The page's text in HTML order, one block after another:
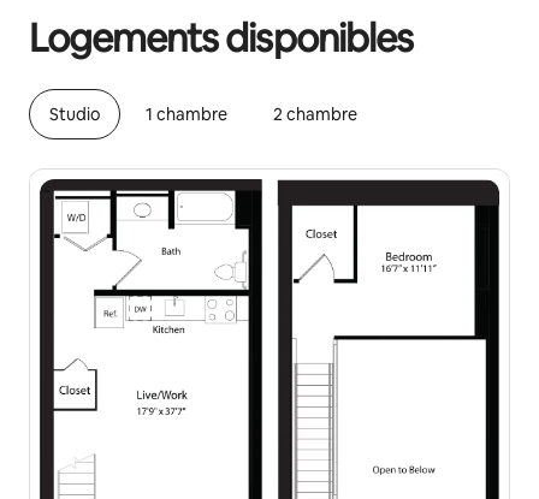
Logements disponibles
Studio 1 chambre 2 chambre